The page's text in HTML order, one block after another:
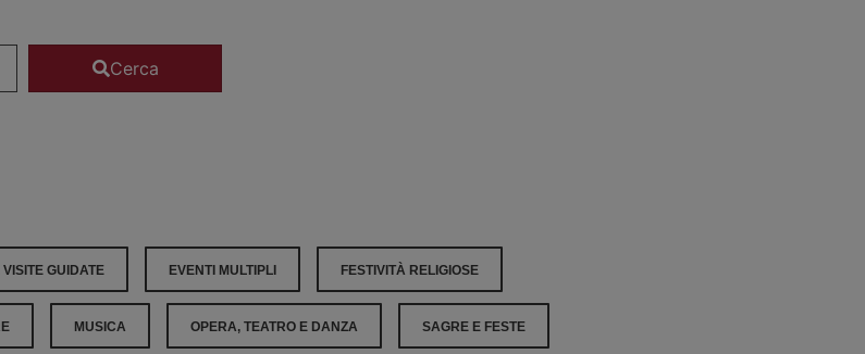
Cerca
GUIDATE EVENTI MULTIPLI FESTIVITÀ RELIGIOSE
MUSICA OPERA, TEATRO E DANZA SAGRE E FESTE